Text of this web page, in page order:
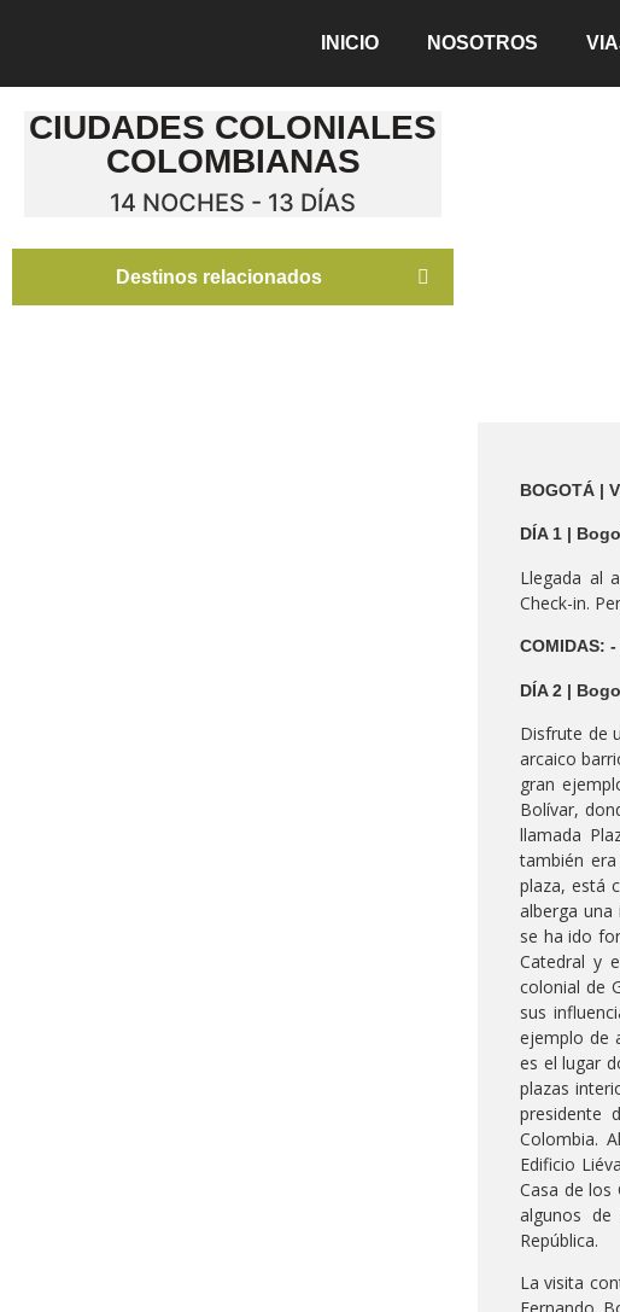
INICIO NOSOTROS
CIUDADES COLONIALES
COLOMBIANAS
14 NOCHES - 13 DÍAS
Destinos relacionados
BOGOTÁ |
DÍA 1 |
Llegada al
Check-in.
COMIDAS: -
DÍA 2 |
Disfrute de
arcaico
gran
Bolívar,
llamada
también
plaza, está
alberga
se ha ido
Catedral y
colonial de
sus
ejemplo de
es el lugar
plazas
presidente
Colombia.
Edificio
Casa de los
algunos
República.
La visita